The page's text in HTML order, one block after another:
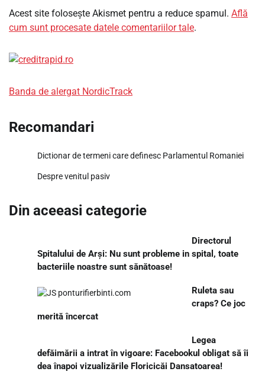
Acest site folosește Akismet pentru a reduce spamul. Află
cum sunt procesate datele comentariilor tale.
Banda de alergat NordicTrack
Recomandari
Dictionar de termeni care definesc Parlamentul Romaniei
Despre venitul pasiv
Din aceeasi categorie
Directorul
Spitalului de Arși: Nu sunt probleme in spital, toate
bacteriile noastre sunt sănătoase!
Ruleta sau
craps? Ce joc
merită încercat
Legea
defăimării a intrat în vigoare: Facebookul obligat să îi
dea înapoi vizualizările Floricicăi Dansatoarea!